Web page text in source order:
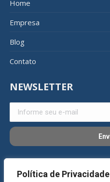
Política de Privacidade
Home
Empresa
Blog
Contato
NEWSLETTER
REDES SOCIAIS